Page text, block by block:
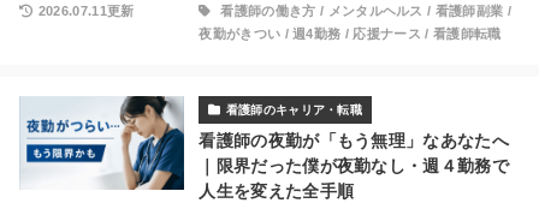
2026.07.11更新 看護師の働き方 / メンタルヘルス / 看護師副業 /
夜勤がきつい /週4勤務 / 応援ナース / 看護師転職
看護師のキャリア・転職
看護師の夜勤が「もう無理」なあなたへ
｜限界だった僕が夜勤なし・週４勤務で
人生を変えた全手順